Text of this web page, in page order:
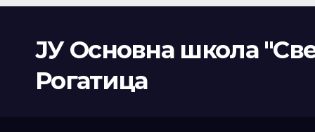
ЈУ Основна школа
Рогатица